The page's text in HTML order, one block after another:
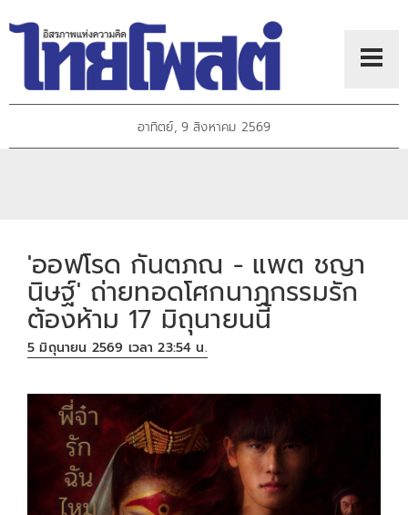
อาทิตย์, 9 สิงหาคม 2569
'ออฟโรด กันตภณ - แพต ชญา
นิษฐ์' ถ่ายทอดโศกนาฏกรรมรัก
ต้องห้าม 17 มิถุนายนนี้
5 มิถุนายน 2569 เวลา 23:54 น.